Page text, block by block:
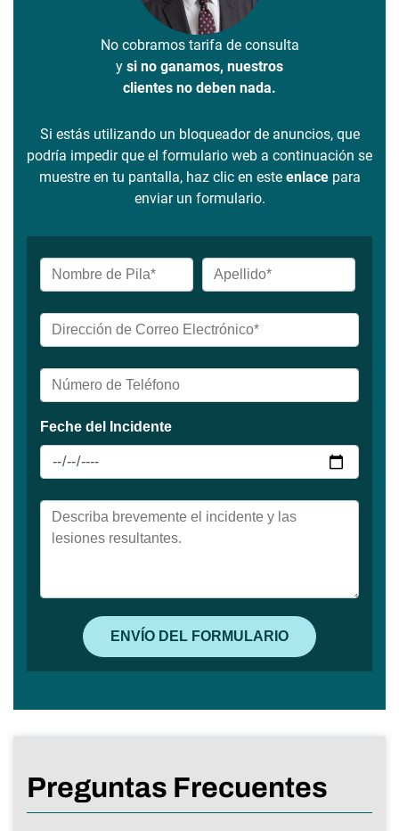
No cobramos tarifa de consulta
y si no ganamos, nuestros
clientes no deben nada.
Si estás utilizando un bloqueador de anuncios, que
podría impedir que el formulario web a continuación se
muestre en tu pantalla, haz clic en este enlacepara
enviar un formulario.
Preguntas Frecuentes